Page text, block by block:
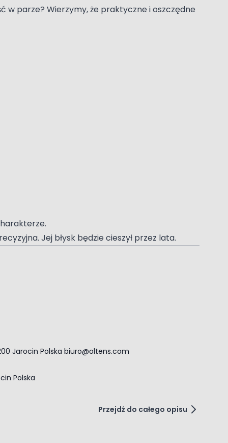
w parze? Wierzymy, że praktyczne i oszczędne
Jej błysk będzie cieszył przez lata.
Jarocin Polska biuro@oltens.com
Polska
Przejdź do całego opisu